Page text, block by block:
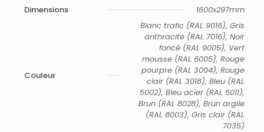
Dimensions
1600x297mm
Couleur
Blanc trafic (RAL 9016), Gris
anthracite (RAL 7016), Noir
foncé (RAL 9005), Vert
mousse (RAL 6005), Rouge
pourpre (RAL 3004), Rouge
clair (RAL 3018), Bleu (RAL
5002), Bleu acier (RAL 5011),
Brun (RAL 8028), Brun argile
(RAL 8003), Gris clair (RAL
7035)